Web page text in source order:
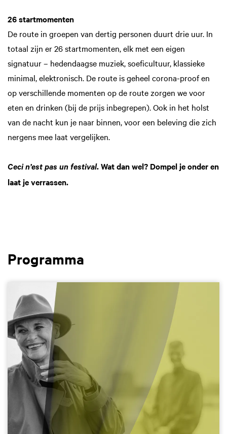
26 startmomenten
De route in groepen van dertig personen duurt drie uur. In
totaal zijn er 26 startmomenten, elk met een eigen
signatuur – hedendaagse muziek, soeficultuur, klassieke
minimal, elektronisch. De route is geheel corona-proof en
op verschillende momenten op de route zorgen we voor
eten en drinken (bij de prijs inbegrepen). Ook in het holst
van de nacht kun je naar binnen, voor een beleving die zich
nergens mee laat vergelijken.
Ceci n’est pas un festival. Wat dan wel? Dompel je onder en
laat je verrassen.
Programma